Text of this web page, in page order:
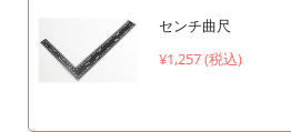
センチ曲尺
¥1,257 (税込)